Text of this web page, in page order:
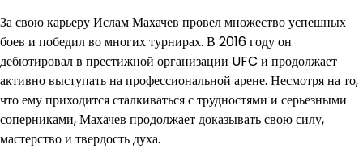
За свою карьеру Ислам Махачев провел множество успешных
боев и победил во многих турнирах. В 2016 году он
дебютировал в престижной организации UFC и продолжает
активно выступать на профессиональной арене. Несмотря на то,
что ему приходится сталкиваться с трудностями и серьезными
соперниками, Махачев продолжает доказывать свою силу,
мастерство и твердость духа.